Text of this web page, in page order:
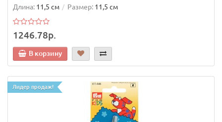
Длина: 11,5 см Размер: 11,5 см
1246.78р.
В корзину
Лидер продаж!